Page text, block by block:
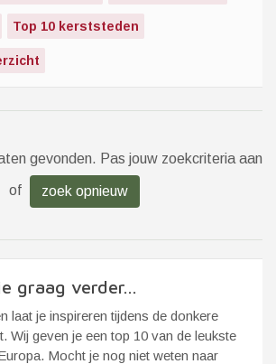
Top 10 kerststeden
gevonden. Pas jouw zoekcriteria aan
of zoek opnieuw
graag verder...
laat je inspireren tijdens de donkere
Wij geven je een top 10 van de leukste
Mocht je nog niet weten naar